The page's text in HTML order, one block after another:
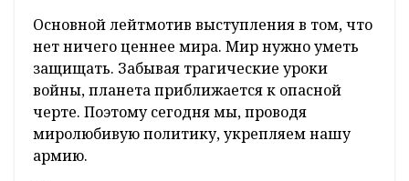
Основной лейтмотив выступления в том, что
нет ничего ценнее мира. Мир нужно уметь
защищать. Забывая трагические уроки
войны, планета приближается к опасной
черте. Поэтому сегодня мы, проводя
миролюбивую политику, укрепляем нашу
армию.